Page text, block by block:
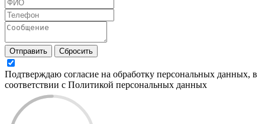
Отправить Сбросить
Подтверждаю согласие на обработку персональных данных, в
соответствии с Политикой персональных данных